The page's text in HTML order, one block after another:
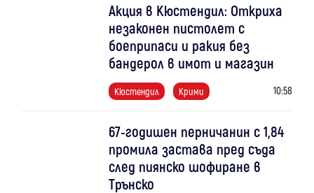
Акция в Кюстендил: Откриха
незаконен пистолет с
боеприпаси и ракия без
бандерол в имот и магазин
Кюстендил Крими 10:58
67-годишен перничанин с 1,84
промила застава пред съда
след пиянско шофиране в
Трънско